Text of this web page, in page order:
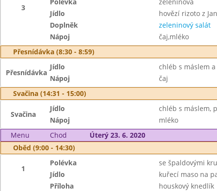
3
Jídlo
hovězí rizoto z
Doplněk
zeleninový salát
Nápoj
čaj,mléko
Přesnídávka (8:30 - 8:59)
Přesnídávka
Jídlo
chléb s máslem
Nápoj
čaj
Svačina (14:31 - 15:00)
Svačina
Jídlo
chléb s máslem,
Nápoj
mléko
Menu
Chod
Úterý 23. 6. 2020
Oběd (9:00 - 14:30)
1
Polévka
se špaldovými
Jídlo
kuřecí maso na
Příloha
houskový knedlík